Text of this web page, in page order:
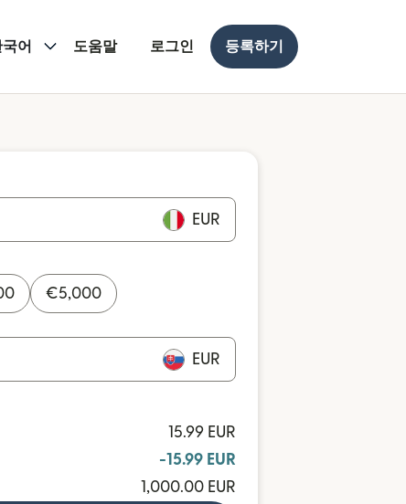
국어 도움말 로그인 등록하기
EUR
€5,000
EUR
15.99 EUR
-15.99 EUR
1,000.00 EUR